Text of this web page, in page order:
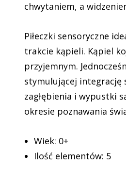
chwytaniem, a
Piłeczki sensoryczne
trakcie kąpieli. Kąpiel
przyjemnym.
stymulującej integrację
zagłębienia i wypustki
okresie poznawania
Wiek: 0+
Ilość elementów: 5